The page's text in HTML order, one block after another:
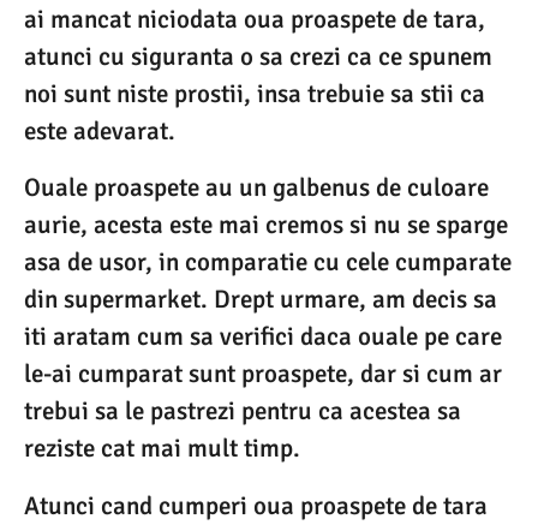
ai mancat niciodata oua proaspete de tara,
atunci cu siguranta o sa crezi ca ce spunem
noi sunt niste prostii, insa trebuie sa stii ca
este adevarat.
Ouale proaspete au un galbenus de culoare
aurie, acesta este mai cremos si nu se sparge
asa de usor, in comparatie cu cele cumparate
din supermarket. Drept urmare, am decis sa
iti aratam cum sa verifici daca ouale pe care
le-ai cumparat sunt proaspete, dar si cum ar
trebui sa le pastrezi pentru ca acestea sa
reziste cat mai mult timp.
Atunci cand cumperi oua proaspete de tara